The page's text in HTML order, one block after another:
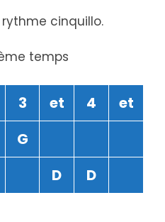
cinquillo.
temps
3 et 4
et
G
D D